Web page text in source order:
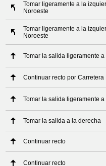
Tomar ligeramente a la
Noroeste
Tomar ligeramente a la
Noroeste
Tomar la salida ligeramente
Continuar recto por Carretera
Tomar la salida ligeramente
Tomar la salida a la derecha
Continuar recto
Continuar recto